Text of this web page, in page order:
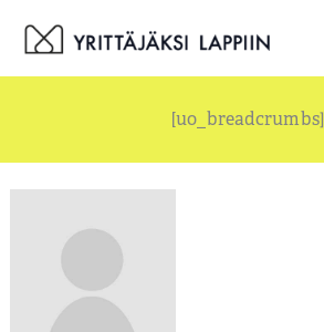
sisältöön
[uo_breadcrumbs]